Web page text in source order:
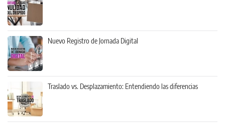
Nuevo Registro de Jornada Digital
Traslado vs. Desplazamiento: Entendiendo las diferencias